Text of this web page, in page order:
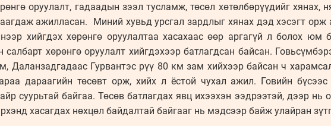
оруулалт, гадаадын зээл тусламж, төсөл хөтөлбөрүүдийг хянах,
ажилласан. Миний хувьд урсгал зардлыг хянах дэд хэсэгт
хийгдэх хөрөнгө оруулалтаа хасахаас өөр аргагүй л болох юм
салбарт хөрөнгө оруулалт хийгдэхээр батлагдсан байсан.
Даланзадгадаас Гурвантэс рүү 80 км зам хийхээр байсан ч
дараагийн төсөвт орж, хийх л ёстой чухал ажил. Говийн
суурьтай байгаа. Төсөв батлагдах явц ихээхэн ээдрээтэй, дээр
хасагдах нөхцөл байдалтай байгааг нь мэдсээр байж улайран